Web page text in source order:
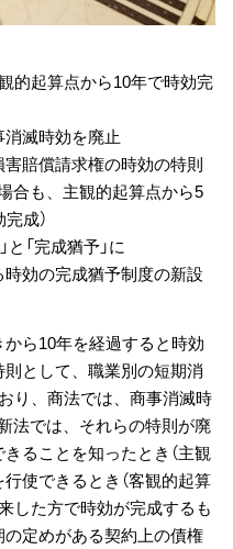
起算点から10年で時効完
滅時効を廃止
賠償請求権の時効の特則
合も、主観的起算点から5
成）
と「完成猶予」に
効の完成猶予制度の新設
ら10年を経過すると時効
として、職業別の短期消
り、商法では、商事消滅時
法では、それらの特則が廃
ることを知ったとき（主観
使できるとき（客観的起算
した方で時効が完成するも
定めがある契約上の債権